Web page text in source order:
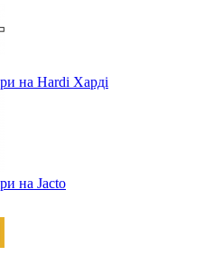
на Hardi Харді
на Jacto